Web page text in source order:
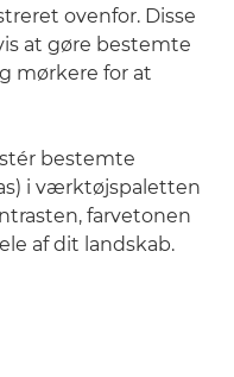
ovenfor. Disse
at gøre bestemte
mørkere for at
bestemte
i værktøjspaletten
farvetonen
af dit landskab.